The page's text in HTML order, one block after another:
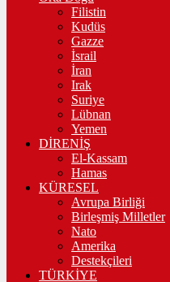
Filistin
Kudüs
Gazze
İsrail
İran
Irak
Suriye
Lübnan
Yemen
DİRENİŞ
El-Kassam
Hamas
KÜRESEL
Avrupa Birliği
Birleşmiş Milletler
Nato
Amerika
Destekçileri
TÜRKİYE